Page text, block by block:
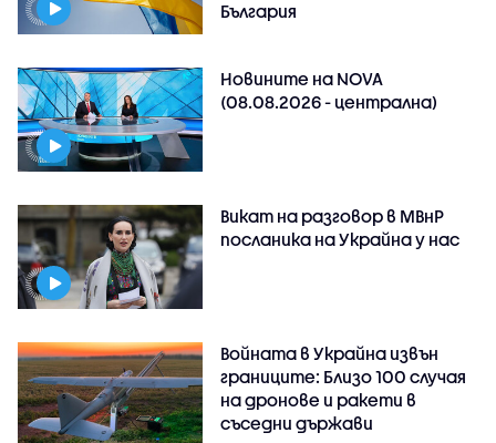
България
Новините на NOVA
(08.08.2026 - централна)
Викат на разговор в МВнР
посланика на Украйна у нас
Войната в Украйна извън
границите: Близо 100 случая
на дронове и ракети в
съседни държави